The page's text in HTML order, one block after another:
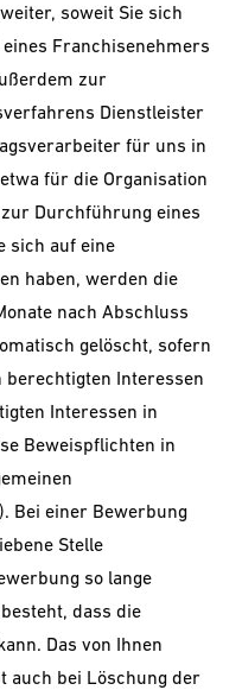
soweit Sie sich
Franchisenehmers
zur
Dienstleister
für uns in
für die Organisation
Durchführung eines
sich auf eine
haben, werden die
nach Abschluss
gelöscht, sofern
berechtigten Interessen
Interessen in
Beweispflichten in
Bei einer Bewerbung
Stelle
so lange
dass die
Das von Ihnen
auch bei Löschung der